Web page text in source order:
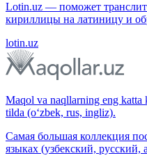
Lotin.uz — поможет
кириллицы на латиницу и
lotin.uz
Maqol va naqllarning eng
tilda (o‘zbek, rus, ingliz).
Самая большая коллекция
языках (узбекский, русский,